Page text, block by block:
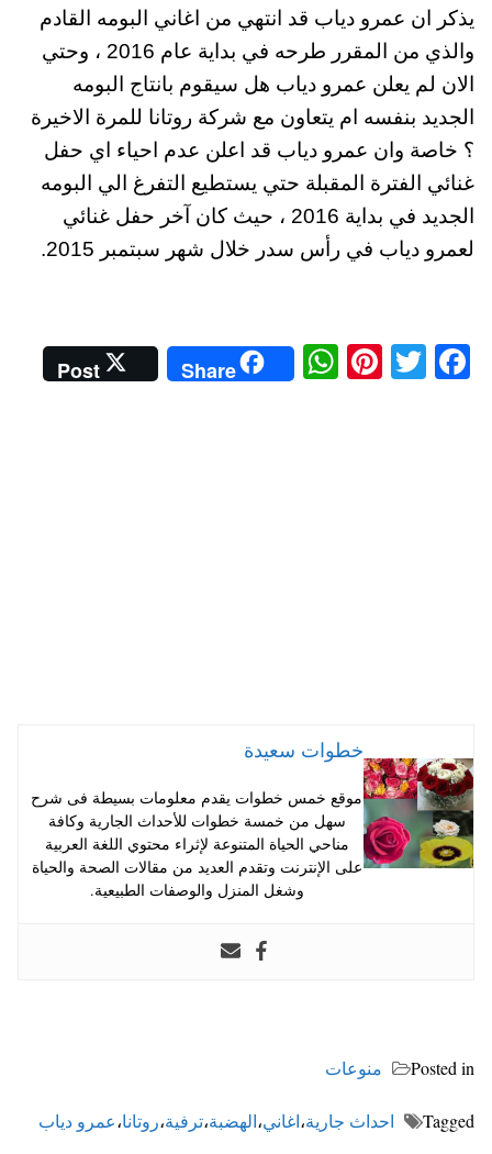
يذكر ان عمرو دياب قد انتهي من اغاني البومه القادم
والذي من المقرر طرحه في بداية عام 2016 ، وحتي
الان لم يعلن عمرو دياب هل سيقوم بانتاج البومه
الجديد بنفسه ام يتعاون مع شركة روتانا للمرة الاخيرة
؟ خاصة وان عمرو دياب قد اعلن عدم احياء اي حفل
غنائي الفترة المقبلة حتي يستطيع التفرغ الي البومه
الجديد في بداية 2016 ، حيث كان آخر حفل غنائي
لعمرو دياب في رأس سدر خلال شهر سبتمبر 2015.
Fa
T
Pi
W
ha
Share
Post
خطوات سعيدة
موقع خمس خطوات يقدم معلومات بسيطة فى شرح
سهل من خمسة خطوات للأحداث الجارية وكافة
مناحي الحياة المتنوعة لإثراء محتوي اللغة العربية
على الإنترنت وتقدم العديد من مقالات الصحة والحياة
وشغل المنزل والوصفات الطبيعية.
Posted in منوعات
Tagged احداث جارية،اغاني،الهضبة،ترفية،روتانا،عمرو دياب